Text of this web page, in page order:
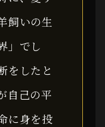
飼いの生
」でし
をしたと
自己の平
に身を投